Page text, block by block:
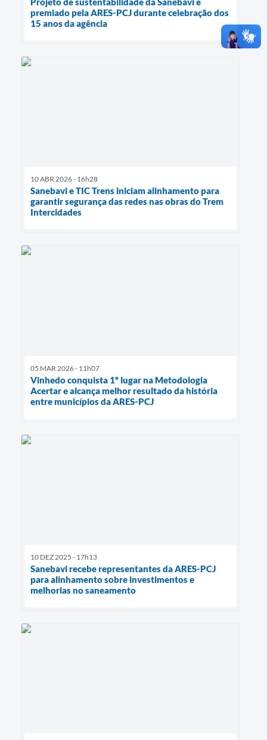
premiado pela ARES-PCJ durante celebração dos
15 anos da agência
10 ABR 2026 - 16h28
Sanebavi e TIC Trens iniciam alinhamento para
garantir segurança das redes nas obras do Trem
Intercidades
05 MAR 2026 - 11h07
Vinhedo conquista 1º lugar na Metodologia
Acertar e alcança melhor resultado da história
entre municípios da ARES-PCJ
10 DEZ 2025 - 17h13
Sanebavi recebe representantes da ARES-PCJ
para alinhamento sobre investimentos e
melhorias no saneamento